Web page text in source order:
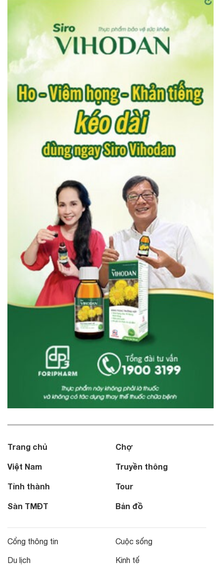
Trang chủ
Việt Nam
Tỉnh thành
Sàn TMĐT
Chợ
Truyền thông
Tour
Bản đồ
Cổng thông tin
Du lịch
Cuộc sống
Kinh tế